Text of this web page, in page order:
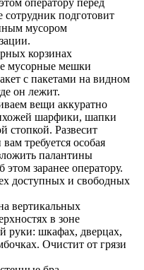
сотрудник подготовит
мусором
корзинах
мусорные мешки
с пакетами на видном
он лежит.
вещи аккуратно
шарфики, шапки
стопкой. Развесит
требуется особая
палантины
заранее оператору.
доступных и свободных
вертикальных
в зоне
руки: шкафах, дверцах,
Очистит от грязи